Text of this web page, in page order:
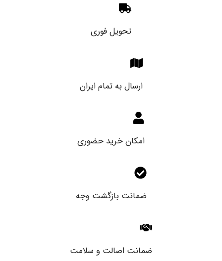
تحویل فوری
ارسال به تمام ایران
امکان خرید حضوری
ضمانت بازگشت وجه
ضمانت اصالت و سلامت